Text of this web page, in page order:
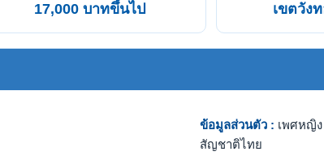
17,000 บาทขึ้นไป เขตวัง
ข้อมูลส่วนตัว : เพศหญิง
สัญชาติไทย